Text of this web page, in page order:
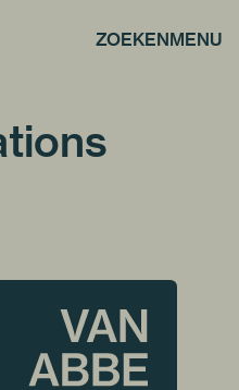
ZOEKENMENU